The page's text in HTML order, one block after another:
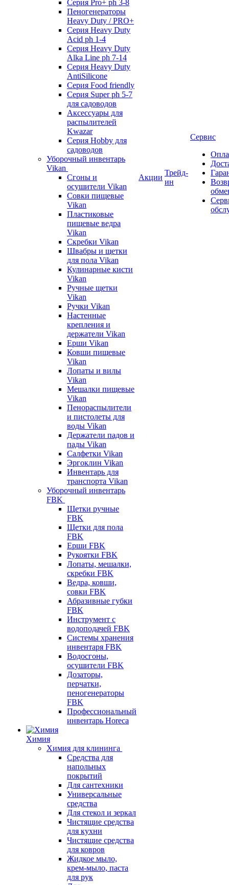
Серия Pro+ ph 3-8
Пеногенераторы
Heavy Duty / PRO+
Серия Heavy Duty
Acid ph 1-4
Серия Heavy Duty
Alka Line ph 7-14
Серия Heavy Duty
AntiSilicone
Серия Food friendly
Серия Super ph 5-7
для садоводов
Аксессуары для
распылителей
Kwazar
Серия Hobby для
садоводов
Уборочный инвентарь
Vikan
Сгоны и
осушители Vikan
Совки пищевые
Vikan
Пластиковые
пищевые ведра
Vikan
Скребки Vikan
Швабры и щетки
для пола Vikan
Кулинарные кисти
Vikan
Ручные щетки
Vikan
Ручки Vikan
Настенные
крепления и
держатели Vikan
Ерши Vikan
Ковши пищевые
Vikan
Лопаты и вилы
Vikan
Мешалки пищевые
Vikan
Пенораспылители
и пистолеты для
воды Vikan
Держатели падов и
пады Vikan
Салфетки Vikan
Эргоклин Vikan
Инвентарь для
транспорта Vikan
Уборочный инвентарь
FBK
Щетки ручные
FBK
Щетки для пола
FBK
Ерши FBK
Рукоятки FBK
Лопаты, мешалки,
скребки FBK
Ведра, ковши,
совки FBK
Абразивные губки
FBK
Инструмент с
водоподачей FBK
Системы хранения
инвентаря FBK
Водосгоны,
осушители FBK
Дозаторы,
перчатки,
пеногенераторы
FBK
Профессиональный
инвентарь Horeca
Химия
Химия для клининга
Средства для
напольных
покрытий
Для сантехники
Универсальные
средства
Для стекол и зеркал
Чистящие средства
для кухни
Чистящие средства
для ковров
Жидкое мыло,
крем-мыло, паста
для рук
Акции
Трейд-
ин
Сервис